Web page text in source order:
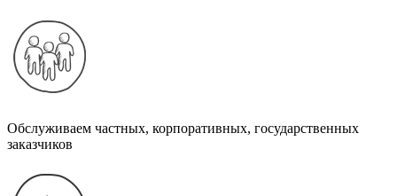
Обслуживаем частных, корпоративных, государственных
заказчиков